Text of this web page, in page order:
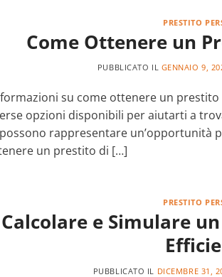
PRESTITO
Come Ottenere un
PUBBLICATO IL GENNAIO 9,
su come ottenere un
opzioni disponibili per aiutarti a
rappresentare un’opportunità
un prestito di […]
PRESTITO
e Simulare
PUBBLICATO IL DICEMBRE 31,